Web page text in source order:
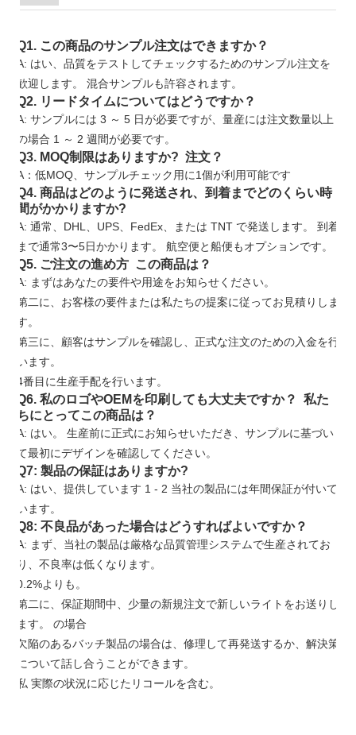
Q1. この商品のサンプル注文はできますか？
A: はい、品質をテストしてチェックするためのサンプル注文を
歓迎します。 混合サンプルも許容されます。
Q2. リードタイムについてはどうですか？
A: サンプルには 3 ～ 5 日が必要ですが、量産には注文数量以上
の場合 1 ～ 2 週間が必要です。
Q3. MOQ制限はありますか? 注文？
A：低MOQ、サンプルチェック用に1個が利用可能です
Q4. 商品はどのように発送され、到着までどのくらい時
間がかかりますか?
A: 通常、DHL、UPS、FedEx、または TNT で発送します。 到着
まで通常3〜5日かかります。 航空便と船便もオプションです。
Q5. ご注文の進め方 この商品は？
A: まずはあなたの要件や用途をお知らせください。
第二に、お客様の要件または私たちの提案に従ってお見積りしま
す。
第三に、顧客はサンプルを確認し、正式な注文のための入金を行
います。
4番目に生産手配を行います。
Q6. 私のロゴやOEMを印刷しても大丈夫ですか？ 私た
ちにとってこの商品は？
A: はい。 生産前に正式にお知らせいただき、サンプルに基づい
て最初にデザインを確認してください。
Q7: 製品の保証はありますか?
A: はい、提供しています 1 - 2 当社の製品には年間保証が付いて
います。
Q8: 不良品があった場合はどうすればよいですか？
A: まず、当社の製品は厳格な品質管理システムで生産されてお
り、不良率は低くなります。
0.2%よりも。
第二に、保証期間中、少量の新規注文で新しいライトをお送りし
ます。 の場合
欠陥のあるバッチ製品の場合は、修理して再発送するか、解決策
について話し合うことができます。
私 実際の状況に応じたリコールを含む。